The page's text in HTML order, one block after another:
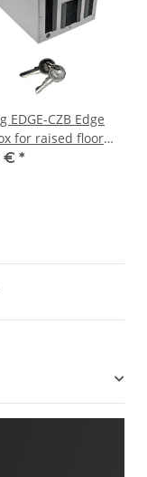
EDGE-CZB Edge
for raised floor
288f +keys
€ *